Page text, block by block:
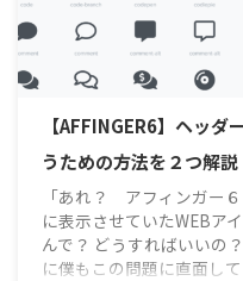
【AFFINGER6】ヘッ
うための方法を２つ解説
「あれ？ アフィンガー
に表示させていたWEBア
んで？ どうすればいいの
に僕もこの問題に直面し